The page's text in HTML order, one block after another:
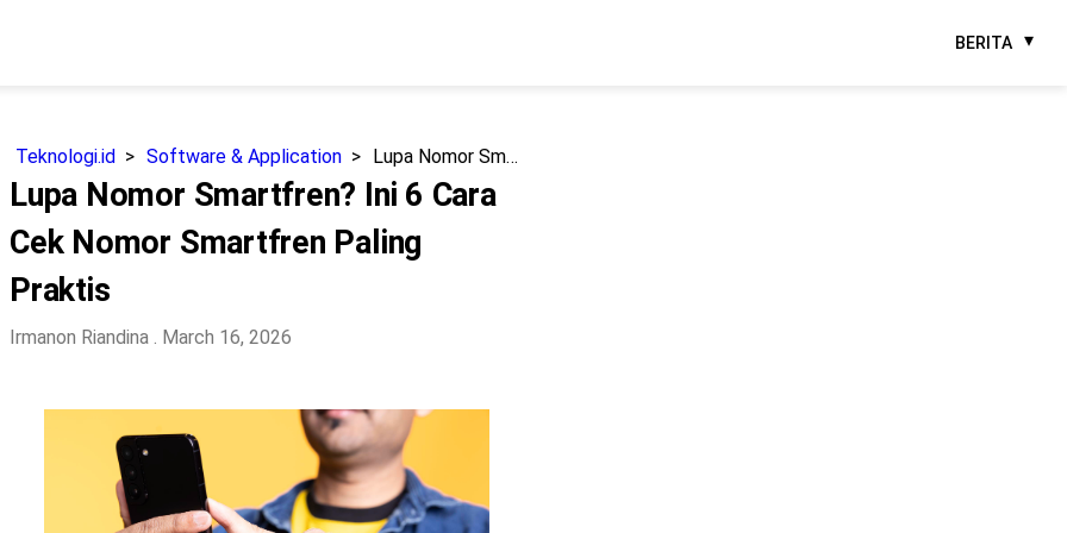
BERITA
Teknologi.id Software & Application Lupa Nomor Smartfren? Ini 6 Cara Cek Nomor Smartfren Paling Praktis
Lupa Nomor Smartfren? Ini 6 Cara
Cek Nomor Smartfren Paling
Praktis
Irmanon Riandina . March 16, 2026